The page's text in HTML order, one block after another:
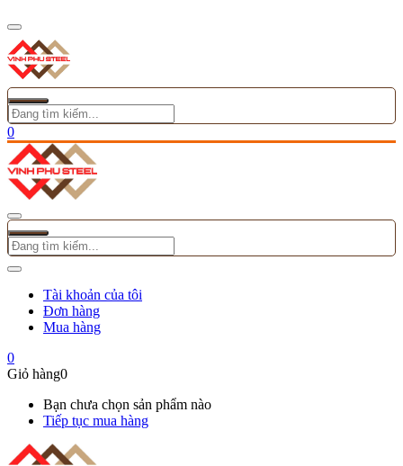
0
Tài khoản của tôi
Đơn hàng
Mua hàng
0
Giỏ hàng0
Bạn chưa chọn sản phẩm nào
Tiếp tục mua hàng